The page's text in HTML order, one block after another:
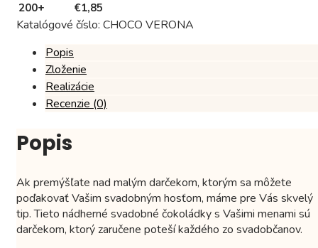
200+
€1,85
Katalógové číslo: CHOCO VERONA
Popis
Zloženie
Realizácie
Recenzie (0)
Popis
Ak premýšľate nad malým darčekom, ktorým sa môžete
poďakovať Vašim svadobným hosťom, máme pre Vás skvelý
tip. Tieto nádherné svadobné čokoládky s Vašimi menami sú
darčekom, ktorý zaručene poteší každého zo svadobčanov.